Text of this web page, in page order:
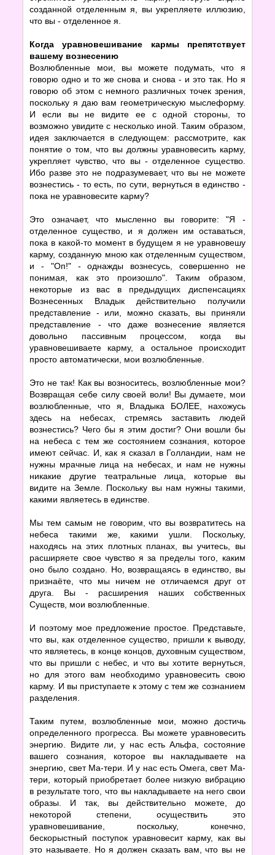
созданной отделенным я, вы укрепляете иллюзию,
что вы - отделенное я.
Когда уравновешивание кармы препятствует
вашему вознесению
Возлюбленные мои, вы можете подумать, что я
говорю одно и то же снова и снова - и это так. Но я
говорю об этом с немного различных точек зрения,
поскольку я даю вам геометрическую мыслеформу.
И если вы не видите ее с одной стороны, то
возможно увидите с несколько иной. Таким образом,
идея заключается в следующем: рассмотрите, как
понятие о том, что вы должны уравновесить карму,
укрепляет чувство, что вы - отделенное существо.
Ибо разве это не подразумевает, что вы не можете
вознестись - то есть, по сути, вернуться в единство -
пока не уравновесите карму?
Это означает, что мысленно вы говорите: "Я -
отделенное существо, и я должен им оставаться,
пока в какой-то момент в будущем я не уравновешу
карму, созданную мною как отделенным существом,
и - "Оп!" - однажды вознесусь, совершенно не
понимая, как это произошло". Таким образом,
некоторые из вас в предыдущих диспенсациях
Вознесенных Владык действительно получили
представление - или, можно сказать, вы приняли
представление - что даже вознесение является
довольно пассивным процессом, когда вы
уравновешиваете карму, а остальное происходит
просто автоматически, мои возлюбленные.
Это не так! Как вы возноситесь, возлюбленные мои?
Возвращая себе силу своей воли! Вы думаете, мои
возлюбленные, что я, Владыка БОЛЕЕ, нахожусь
здесь на небесах, стремясь заставить людей
вознестись? Чего бы я этим достиг? Они вошли бы
на небеса с тем же состоянием сознания, которое
имеют сейчас. И, как я сказал в Голландии, нам не
нужны мрачные лица на небесах, и нам не нужны
никакие другие театральные лица, которые вы
видите на Земле. Поскольку вы нам нужны такими,
какими являетесь в единстве.
Мы тем самым не говорим, что вы возвратитесь на
небеса такими же, какими ушли. Поскольку,
находясь на этих плотных планах, вы учитесь, вы
расширяете свое чувство я за пределы того, каким
оно было создано. Но, возвращаясь в единство, вы
признаёте, что мы ничем не отличаемся друг от
друга. Вы - расширения наших собственных
Существ, мои возлюбленные.
И поэтому мое предложение простое. Представьте,
что вы, как отделенное существо, пришли к выводу,
что являетесь, в конце концов, духовным существом,
что вы пришли с небес, и что вы хотите вернуться,
но для этого вам необходимо уравновесить свою
карму. И вы приступаете к этому с тем же сознанием
разделения.
Таким путем, возлюбленные мои, можно достичь
определенного прогресса. Вы можете уравновесить
энергию. Видите ли, у нас есть Альфа, состояние
вашего сознания, которое вы накладываете на
энергию, свет Ма-тери. И у нас есть Омега, свет Ма-
тери, который приобретает более низкую вибрацию
в результате того, что вы накладываете на него свои
образы. И так, вы действительно можете, до
некоторой степени, осуществить это
уравновешивание, поскольку, конечно,
бескорыстный поступок уравновесит карму, как вы
это называете. Но я должен сказать вам, что вы не